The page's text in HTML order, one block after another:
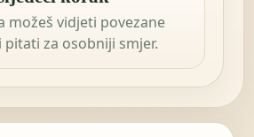
možeš vidjeti povezane
za osobniji smjer.